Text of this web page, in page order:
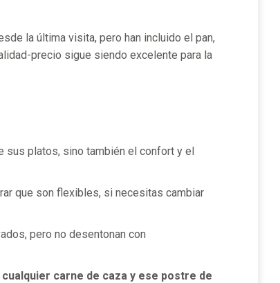
la última visita, pero han incluido el pan,
precio sigue siendo excelente para la
sus platos, sino también el confort y el
que son flexibles, si necesitas cambiar
pero no desentonan con
carne de caza y ese postre de